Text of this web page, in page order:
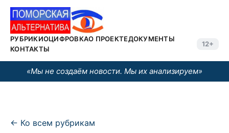
РУБРИКИОЦИФРОВКАО ПРОЕКТЕДОКУМЕНТЫ
КОНТАКТЫ
12+
«Мы не создаём новости. Мы их анализируем»
← Ко всем рубрикам